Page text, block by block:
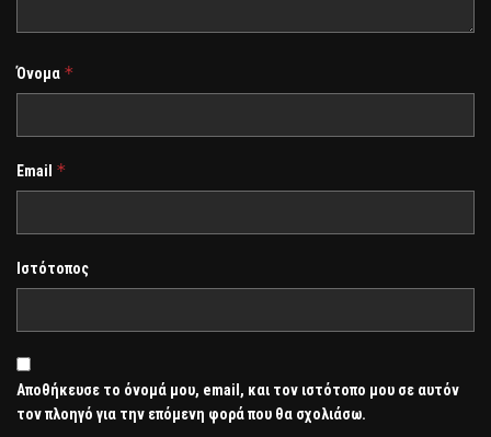
Όνομα *
Email *
Ιστότοπος
Αποθήκευσε το όνομά μου, email, και τον ιστότοπο μου σε αυτόν
τον πλοηγό για την επόμενη φορά που θα σχολιάσω.